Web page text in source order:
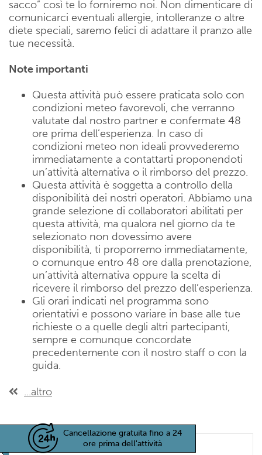
sacco” così te lo forniremo noi. Non dimenticare di
comunicarci eventuali allergie, intolleranze o altre
diete speciali, saremo felici di adattare il pranzo alle
tue necessità.
Note importanti
Questa attività può essere praticata solo con
condizioni meteo favorevoli, che verranno
valutate dal nostro partner e confermate 48
ore prima dell’esperienza. In caso di
condizioni meteo non ideali provvederemo
immediatamente a contattarti proponendoti
un’attività alternativa o il rimborso del prezzo.
Questa attività è soggetta a controllo della
disponibilità dei nostri operatori. Abbiamo una
grande selezione di collaboratori abilitati per
questa attività, ma qualora nel giorno da te
selezionato non dovessimo avere
disponibilità, ti proporremo immediatamente,
o comunque entro 48 ore dalla prenotazione,
un’attività alternativa oppure la scelta di
ricevere il rimborso del prezzo dell’esperienza.
Gli orari indicati nel programma sono
orientativi e possono variare in base alle tue
richieste o a quelle degli altri partecipanti,
sempre e comunque concordate
precedentemente con il nostro staff o con la
guida.
...altro
Cancellazione gratuita fino a 24
ore prima dell'attività